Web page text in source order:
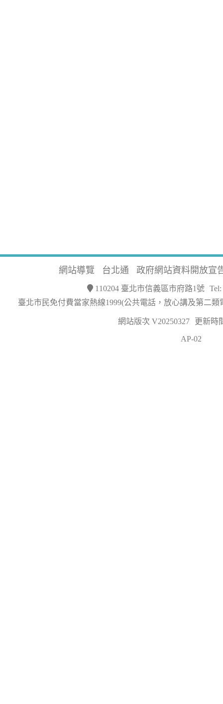
網站導覽 台北通 政府網站資料開放宣
110204 臺北市信義區市府路1號
臺北市民免付費當家熱線1999(公共電話，放心講及第二類
網站版次 V20250327 更新時
AP-02